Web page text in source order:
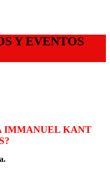
Y EVENTOS
IMMANUEL KANT